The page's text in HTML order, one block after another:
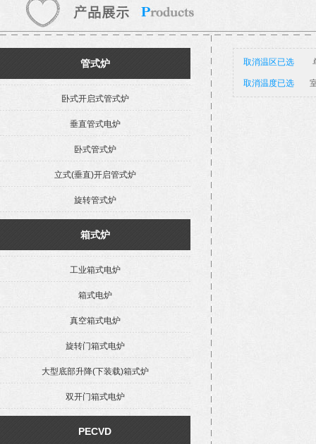
管式炉
卧式开启式管式炉
垂直管式电炉
卧式管式炉
立式(垂直)开启管式炉
旋转管式炉
箱式炉
工业箱式电炉
箱式电炉
真空箱式电炉
旋转门箱式电炉
大型底部升降(下装载)箱式炉
双开门箱式电炉
PECVD
取消温区已选
取消温度已选